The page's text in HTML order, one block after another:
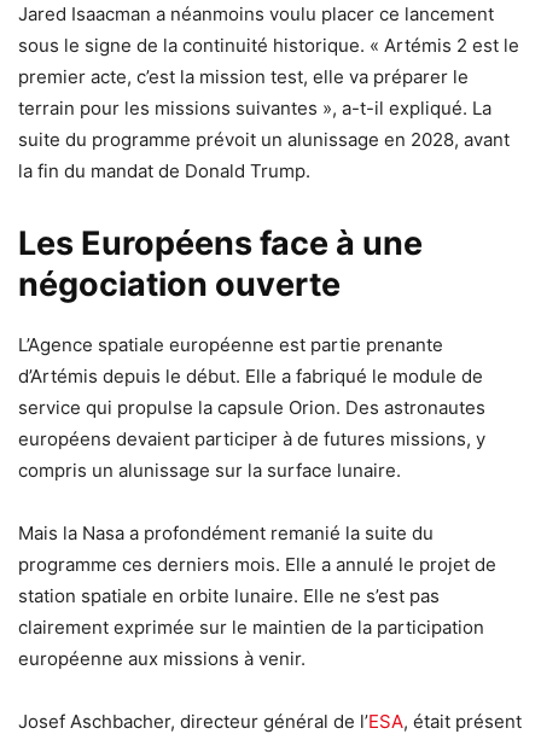
Jared Isaacman a néanmoins voulu placer ce lancement
sous le signe de la continuité historique. « Artémis 2 est le
premier acte, c’est la mission test, elle va préparer le
terrain pour les missions suivantes », a-t-il expliqué. La
suite du programme prévoit un alunissage en 2028, avant
la fin du mandat de Donald Trump.
Les Européens face à une
négociation ouverte
L’Agence spatiale européenne est partie prenante
d’Artémis depuis le début. Elle a fabriqué le module de
service qui propulse la capsule Orion. Des astronautes
européens devaient participer à de futures missions, y
compris un alunissage sur la surface lunaire.
Mais la Nasa a profondément remanié la suite du
programme ces derniers mois. Elle a annulé le projet de
station spatiale en orbite lunaire. Elle ne s’est pas
clairement exprimée sur le maintien de la participation
européenne aux missions à venir.
Josef Aschbacher, directeur général de l’ESA, était présent